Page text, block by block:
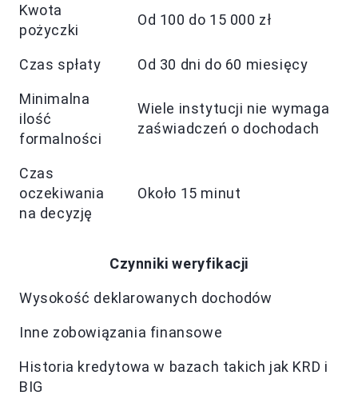
Kwota
pożyczki
Od 100 do 15 000 zł
Czas spłaty Od 30 dni do 60 miesięcy
Minimalna
ilość
formalności
Wiele instytucji nie wymaga
zaświadczeń o dochodach
Czas
oczekiwania
na decyzję
Około 15 minut
Czynniki weryfikacji
Wysokość deklarowanych dochodów
Inne zobowiązania finansowe
Historia kredytowa w bazach takich jak KRD i
BIG